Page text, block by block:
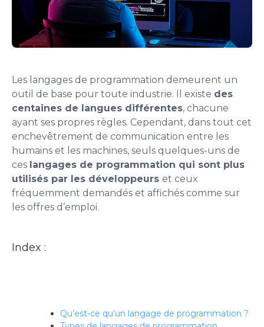
Les langages de programmation demeurent un
outil de base pour toute industrie. Il existe des
centaines de langues différentes, chacune
ayant ses propres règles. Cependant, dans tout cet
enchevêtrement de communication entre les
humains et les machines, seuls quelques-uns de
ces langages de programmation qui sont plus
utilisés par les développeurs et ceux
fréquemment demandés et affichés comme sur
les offres d’emploi.
Index :
Qu’est-ce qu’un langage de programmation ?